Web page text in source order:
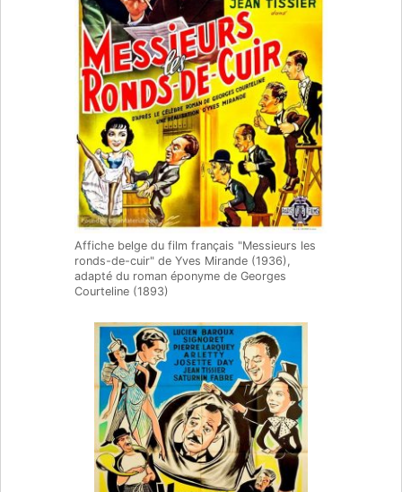
Affiche belge du film français "Messieurs les
ronds-de-cuir" de Yves Mirande (1936),
adapté du roman éponyme de Georges
Courteline (1893)